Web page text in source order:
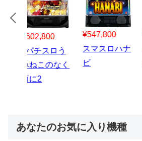
¥547,800
スマスロハナ
ビ
¥150,000
スマスロ秘宝
あなたのお気に入り機種